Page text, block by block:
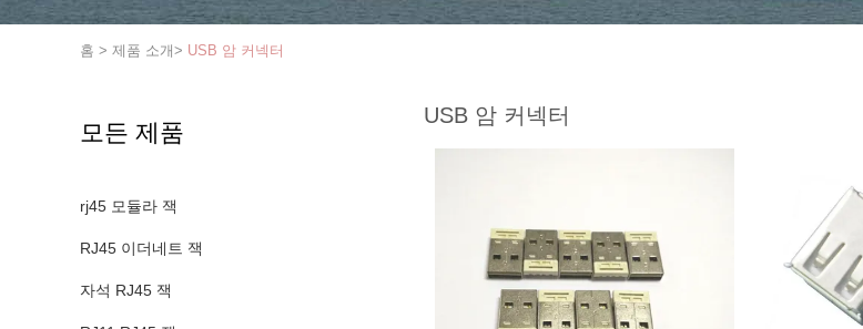
홈 > 제품 소개> USB 암 커넥터
모든 제품
rj45 모듈라 잭
RJ45 이더네트 잭
자석 RJ45 잭
USB 암 커넥터